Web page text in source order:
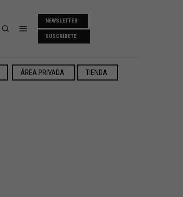
NEWSLETTER
SUSCRÍBETE
ÁREA PRIVADA TIENDA